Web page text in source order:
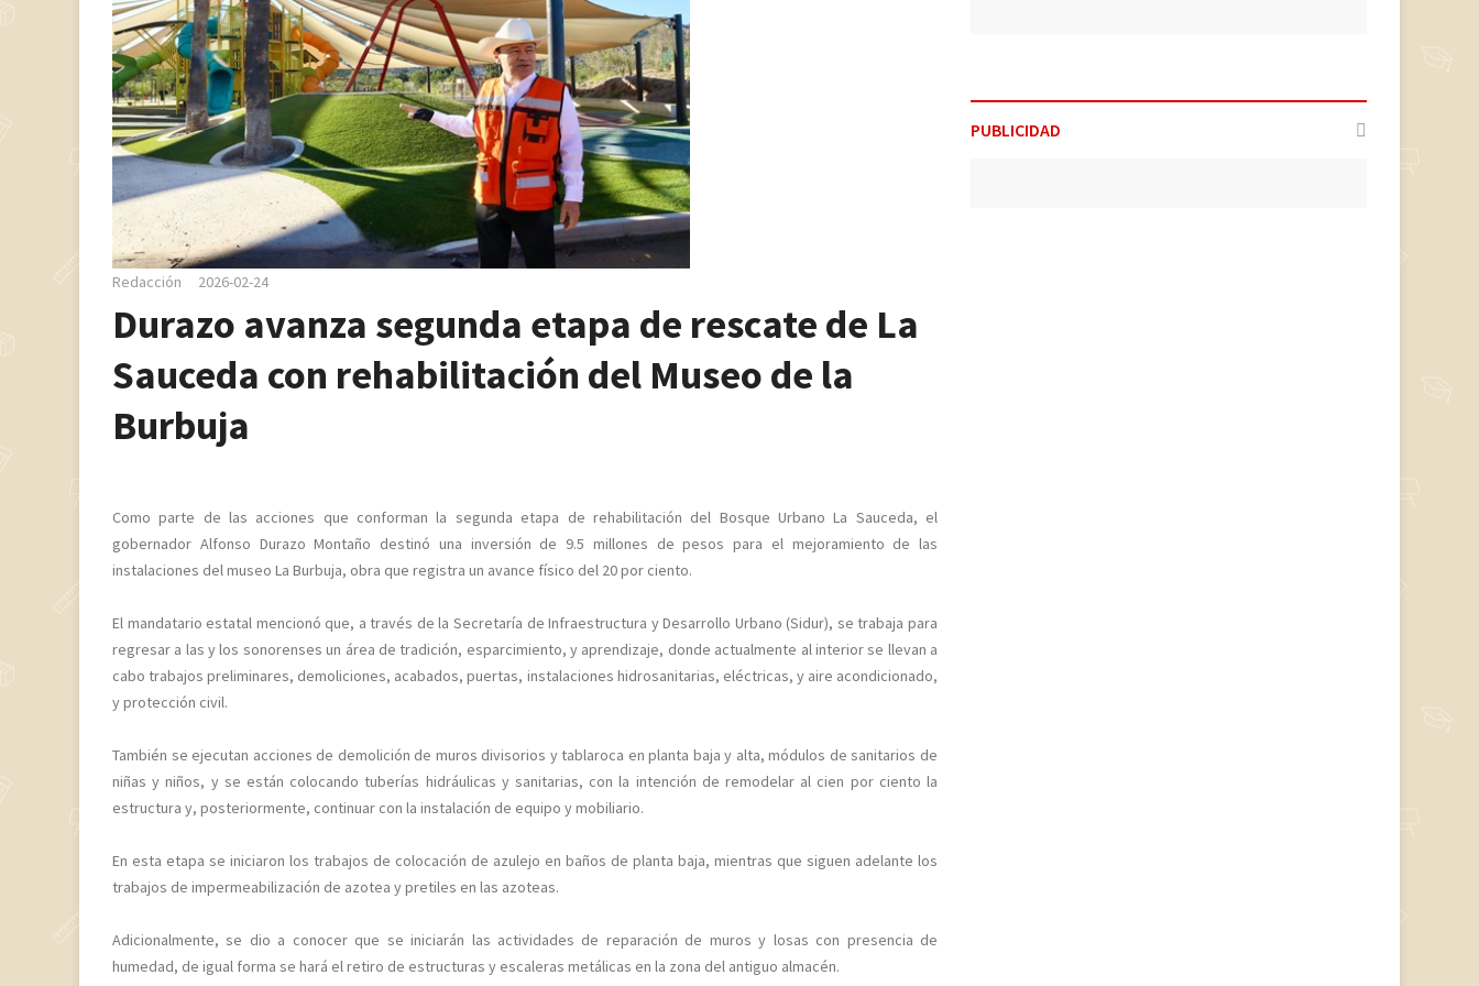
Redacción 2026-02-24
Durazo avanza segunda etapa de rescate de La
Sauceda con rehabilitación del Museo de la
Burbuja
Como parte de las acciones que conforman la segunda etapa de rehabilitación del Bosque Urbano La Sauceda, el
gobernador Alfonso Durazo Montaño destinó una inversión de 9.5 millones de pesos para el mejoramiento de las
instalaciones del museo La Burbuja, obra que registra un avance físico del 20 por ciento.
El mandatario estatal mencionó que, a través de la Secretaría de Infraestructura y Desarrollo Urbano (Sidur), se trabaja para
regresar a las y los sonorenses un área de tradición, esparcimiento, y aprendizaje, donde actualmente al interior se llevan a
cabo trabajos preliminares, demoliciones, acabados, puertas, instalaciones hidrosanitarias, eléctricas, y aire acondicionado,
y protección civil.
También se ejecutan acciones de demolición de muros divisorios y tablaroca en planta baja y alta, módulos de sanitarios de
niñas y niños, y se están colocando tuberías hidráulicas y sanitarias, con la intención de remodelar al cien por ciento la
estructura y, posteriormente, continuar con la instalación de equipo y mobiliario.
En esta etapa se iniciaron los trabajos de colocación de azulejo en baños de planta baja, mientras que siguen adelante los
trabajos de impermeabilización de azotea y pretiles en las azoteas.
Adicionalmente, se dio a conocer que se iniciarán las actividades de reparación de muros y losas con presencia de
humedad, de igual forma se hará el retiro de estructuras y escaleras metálicas en la zona del antiguo almacén.
PUBLICIDAD